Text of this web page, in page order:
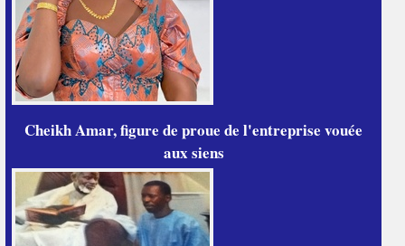
Cheikh Amar, figure de proue de l'entreprise vouée
aux siens